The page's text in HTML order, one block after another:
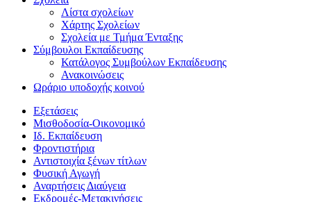
Λίστα σχολείων
Χάρτης Σχολείων
Σχολεία με Τμήμα Ένταξης
Σύμβουλοι Εκπαίδευσης
Κατάλογος Συμβούλων Εκπαίδευσης
Ανακοινώσεις
Ωράριο υποδοχής κοινού
Εξετάσεις
Μισθοδοσία-Οικονομικό
Ιδ. Εκπαίδευση
Φροντιστήρια
Αντιστοιχία ξένων τίτλων
Φυσική Αγωγή
Αναρτήσεις Διαύγεια
Εκδρομές-Μετακινήσεις